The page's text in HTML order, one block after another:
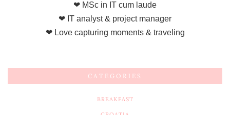
❤ MSc in IT cum laude
❤ IT analyst & project manager
❤ Love capturing moments & traveling
CATEGORIES
BREAKFAST